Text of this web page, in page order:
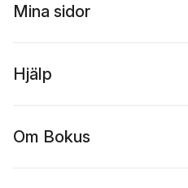
Mina sidor
Hjälp
Om Bokus